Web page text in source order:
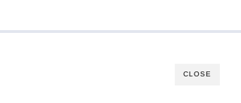
CLOSE